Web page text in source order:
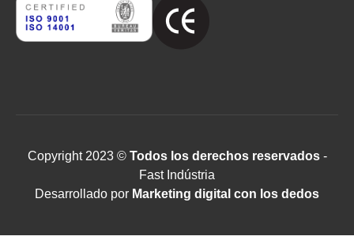
Copyright 2023 © Todos los derechos reservados-
Fast Indústria
Desarrollado por Marketing digital con los dedos